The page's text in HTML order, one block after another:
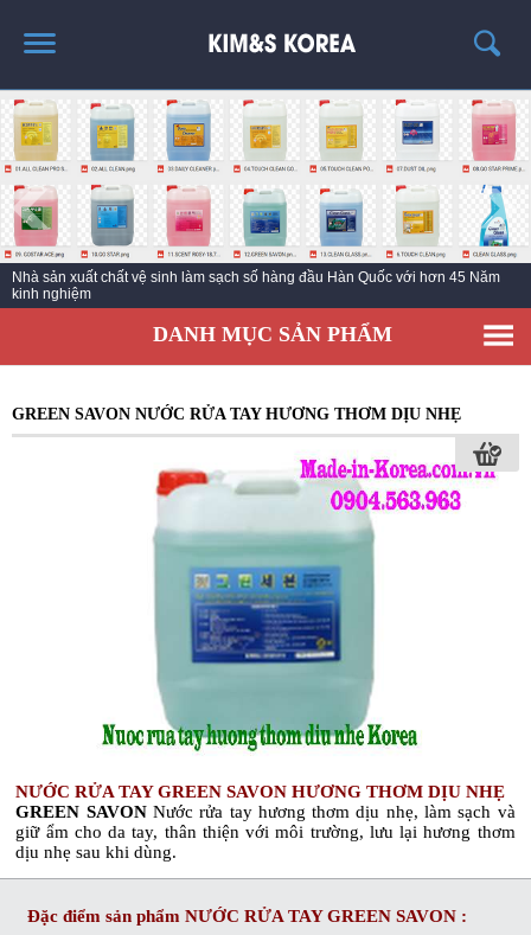
TRANG CHỦ
GIỚI THIỆU
THÔNG TIN SẢN PHẨM
TIN TỨC
LIÊN HỆ
EC KY NƯỚC TẨY RỬA CÔNG NGHIỆP ECO ONE
Nhà sản xuất chất vệ sinh làm sạch số hàng đầu Hàn Quốc với hơn 45 Năm
kinh nghiệm
DANH MỤC SẢN PHẨM
GREEN SAVON NƯỚC RỬA TAY HƯƠNG THƠM DỊU NHẸ
NƯỚC RỬA TAY GREEN SAVON HƯƠNG THƠM DỊU NHẸ
GREEN SAVON Nước rửa tayhương thơm dịu nhẹ, làm sạch và
giữ ẩm cho da tay, thân thiện với môi trường, lưu lại hương thơm
dịu nhẹ sau khi dùng.
Đặc điểm sản phẩmNƯỚC RỬA TAY GREEN SAVON :